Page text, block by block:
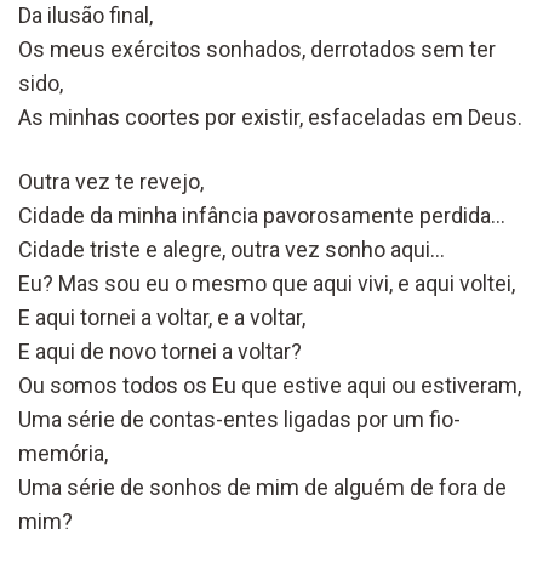
Da ilusão final,
Os meus exércitos sonhados, derrotados sem ter
sido,
As minhas coortes por existir, esfaceladas em Deus.
Outra vez te revejo,
Cidade da minha infância pavorosamente perdida…
Cidade triste e alegre, outra vez sonho aqui…
Eu? Mas sou eu o mesmo que aqui vivi, e aqui voltei,
E aqui tornei a voltar, e a voltar,
E aqui de novo tornei a voltar?
Ou somos todos os Eu que estive aqui ou estiveram,
Uma série de contas-entes ligadas por um fio-
memória,
Uma série de sonhos de mim de alguém de fora de
mim?